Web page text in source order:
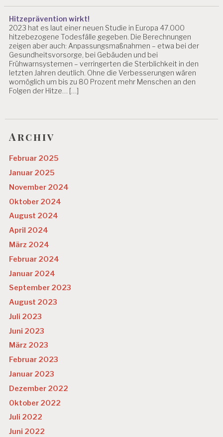
Hitzeprävention wirkt!
2023 hat es laut einer neuen Studie in Europa 47.000
hitzebezogene Todesfälle gegeben. Die Berechnungen
zeigen aber auch: Anpassungsmaßnahmen – etwa bei der
Gesundheitsvorsorge, bei Gebäuden und bei
Frühwarnsystemen – verringerten die Sterblichkeit in den
letzten Jahren deutlich. Ohne die Verbesserungen wären
womöglich um bis zu 80 Prozent mehr Menschen an den
Folgen der Hitze… […]
Archiv
Februar 2025
Januar 2025
November 2024
Oktober 2024
August 2024
April 2024
März 2024
Februar 2024
Januar 2024
September 2023
August 2023
Juli 2023
Juni 2023
März 2023
Februar 2023
Januar 2023
Dezember 2022
Oktober 2022
Juli 2022
Juni 2022